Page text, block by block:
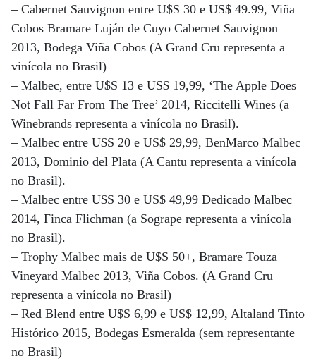
– Cabernet Sauvignon entre U$S 30 e US$ 49.99, Viña
Cobos Bramare Luján de Cuyo Cabernet Sauvignon
2013, Bodega Viña Cobos (A Grand Cru representa a
vinícola no Brasil)
– Malbec, entre U$S 13 e US$ 19,99, ‘The Apple Does
Not Fall Far From The Tree’ 2014, Riccitelli Wines (a
Winebrands representa a vinícola no Brasil).
– Malbec entre U$S 20 e US$ 29,99, BenMarco Malbec
2013, Dominio del Plata (A Cantu representa a vinícola
no Brasil).
– Malbec entre U$S 30 e US$ 49,99 Dedicado Malbec
2014, Finca Flichman (a Sogrape representa a vinícola
no Brasil).
– Trophy Malbec mais de U$S 50+, Bramare Touza
Vineyard Malbec 2013, Viña Cobos. (A Grand Cru
representa a vinícola no Brasil)
– Red Blend entre U$S 6,99 e US$ 12,99, Altaland Tinto
Histórico 2015, Bodegas Esmeralda (sem representante
no Brasil)